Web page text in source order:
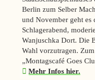
Berlin zum Selber
und November geht
Schlagerabend,
Wanjuschka Dort. Die
Wahl vorzutragen.
„Montagscafé Goes
Mehr Infos hier.